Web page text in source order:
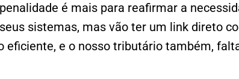
penalidade é mais para reafirmar a
sistemas, mas vão ter um link direto
eficiente, e o nosso tributário também,